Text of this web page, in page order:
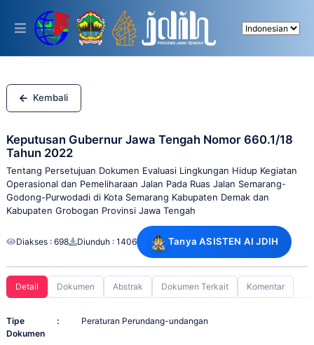
This
includes
accessibility
system.
Kembali
Keputusan Gubernur Jawa Tengah Nomor 660.1/18
Tahun 2022
Tentang Persetujuan Dokumen Evaluasi Lingkungan Hidup Kegiatan
Operasional dan Pemeliharaan Jalan Pada Ruas Jalan Semarang-
Godong-Purwodadi di Kota Semarang Kabupaten Demak dan
Kabupaten Grobogan Provinsi Jawa Tengah
Diakses : 698 Diunduh : 1406 Tanya ASISTEN AI JDIH
Detail Dokumen Abstrak Dokumen Terkait Komentar
Tipe
Dokumen
: Peraturan Perundang-undangan